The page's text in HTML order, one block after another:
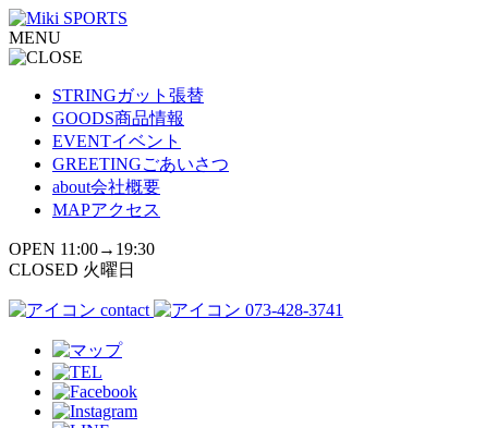
コ
ン
テ
MENU
STRINGガット張替
GOODS商品情報
EVENTイベント
GREETINGごあいさつ
about会社概要
MAPアクセス
OPEN 11:00→19:30
CLOSED 火曜日
contact 073-428-3741